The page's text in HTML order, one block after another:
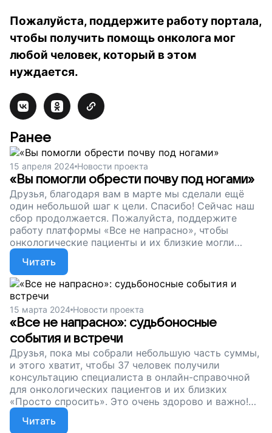
Пожалуйста, поддержите работу портала,
чтобы получить помощь онколога мог
любой человек, который в этом
нуждается.
Ранее
15 апреля 2024 Новости проекта
«Вы помогли обрести почву под ногами»
Друзья, благодаря вам в марте мы сделали ещё
один небольшой шаг к цели. Спасибо! Сейчас наш
сбор продолжается. Пожалуйста, поддержите
работу платформы «Все не напрасно», чтобы
онкологические пациенты и их близкие могли
получить максимум достоверной экспертной
информации, помощи и поддержки в одном месте.
Пусть семьи не остаются одни!
Читать
15 марта 2024 Новости проекта
«Все не напрасно»: судьбоносные
события и встречи
Друзья, пока мы собрали небольшую часть суммы,
и этого хватит, чтобы 37 человек получили
консультацию специалиста в онлайн-справочной
для онкологических пациентов и их близких
«Просто спросить». Это очень здорово и важно!
Сейчас наш сбор продолжается. Пусть портал
«Все не напрасно» продолжает работать.
Читать